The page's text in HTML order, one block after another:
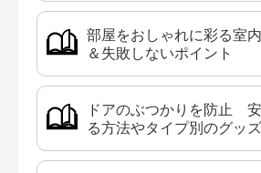
部屋をおしゃれに彩る室
＆失敗しないポイント
ドアのぶつかりを防止
る方法やタイプ別のグッ